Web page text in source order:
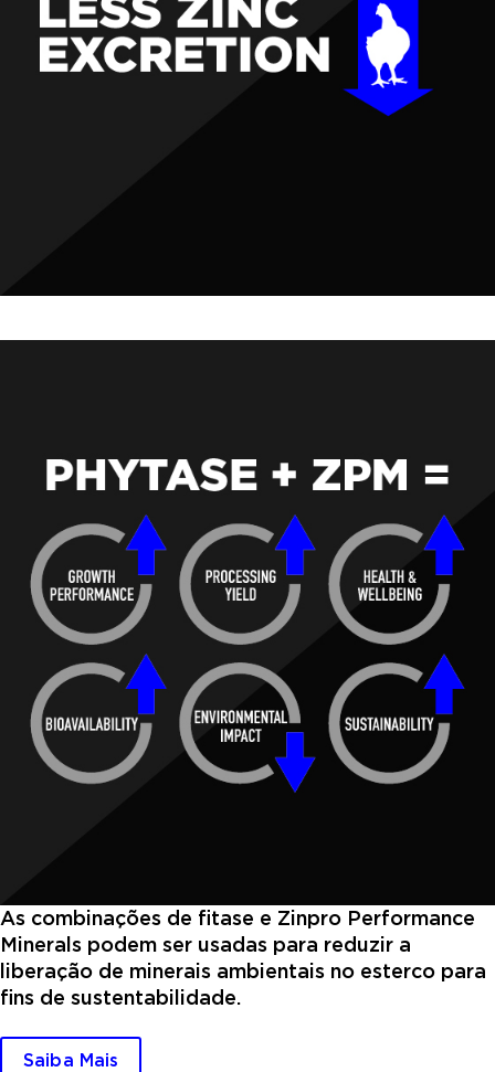
As combinações de fitase e Zinpro Performance
Minerals podem ser usadas para reduzir a
liberação de minerais ambientais no esterco para
fins de sustentabilidade.
Saiba Mais